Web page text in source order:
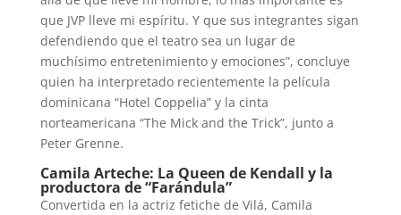
que JVP lleve mi espíritu. Y que sus integrantes sigan
defendiendo que el teatro sea un lugar de
muchísimo entretenimiento y emociones”, concluye
quien ha interpretado recientemente la película
dominicana “Hotel Coppelia” y la cinta
norteamericana “The Mick and the Trick”, junto a
Peter Grenne.
Camila Arteche: La Queen de Kendall y la
productora de “Farándula”
Convertida en la actriz fetiche de Vilá, Camila